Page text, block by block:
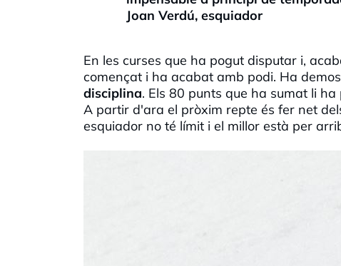
Joan Verdú, esquiador
En les curses que ha pogut disputar i,
començat i ha acabat amb podi. Ha
disciplina. Els 80 punts que ha sumat li
A partir d'ara el pròxim repte és fer net
esquiador no té límit i el millor està per